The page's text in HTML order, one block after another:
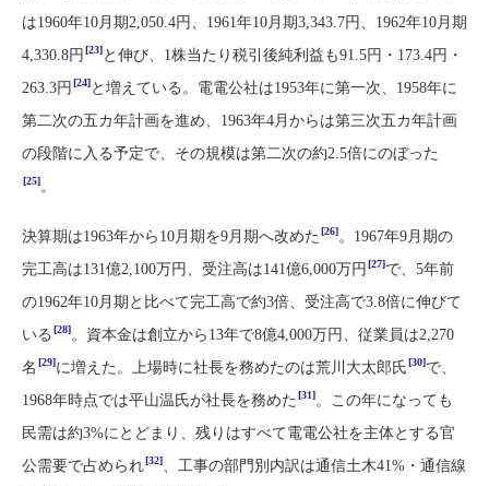
は1960年10月期2,050.4円、1961年10月期3,343.7円、1962年10月期
4,330.8円 [23] と伸び、1株当たり税引後純利益も91.5円・173.4円・
263.3円 [24] と増えている。電電公社は1953年に第一次、1958年に
第二次の五カ年計画を進め、1963年4月からは第三次五カ年計画
の段階に入る予定で、その規模は第二次の約2.5倍にのぼった
[25]。
決算期は1963年から10月期を9月期へ改めた [26]。1967年9月期の
完工高は131億2,100万円、受注高は141億6,000万円 [27]で、5年前
の1962年10月期と比べて完工高で約3倍、受注高で3.8倍に伸びて
いる [28]。資本金は創立から13年で8億4,000万円、従業員は2,270
名 [29]に増えた。上場時に社長を務めたのは荒川大太郎氏 [30]で、
1968年時点では平山温氏が社長を務めた [31]。この年になっても
民需は約3%にとどまり、残りはすべて電電公社を主体とする官
公需要で占められ [32]、工事の部門別内訳は通信土木41%・通信線